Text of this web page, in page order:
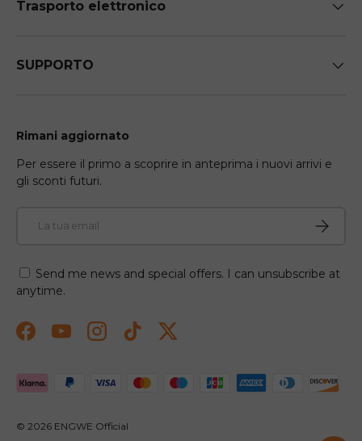
Trasporto elettronico
SUPPORTO
Rimani aggiornato
Per essere il primo a scoprire in anteprima i nuovi arrivi e
gli sconti futuri.
Iscriviti
Send me news and special offers. I can unsubscribe at
anytime.
FacebookYouTubeInstagramTikTokTwitter
Metodi di pagamento accettati
© 2026 ENGWE Official